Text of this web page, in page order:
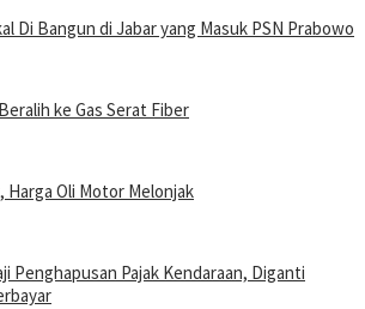
Di Bangun di Jabar yang Masuk PSN Prabowo
ke Gas Serat Fiber
Harga Oli Motor Melonjak
Penghapusan Pajak Kendaraan, Diganti